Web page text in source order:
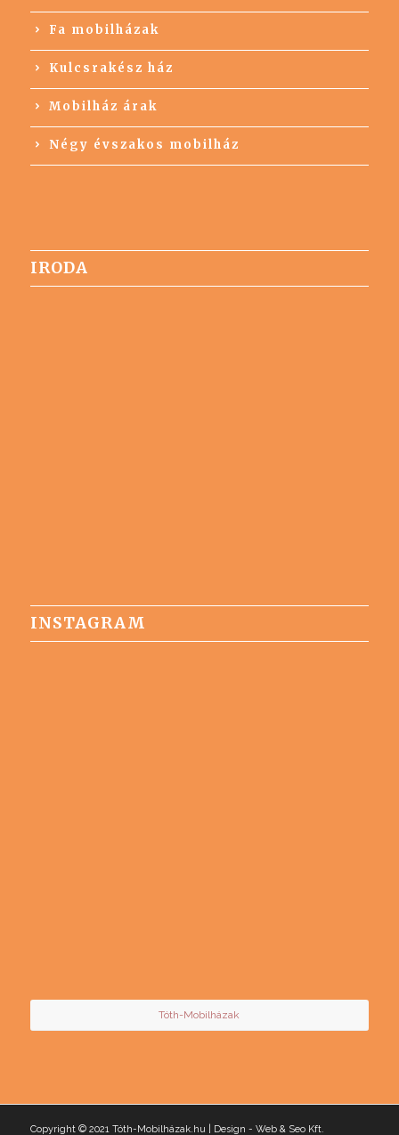
Fa mobilházak
Kulcsrakész ház
Mobilház árak
Négy évszakos mobilház
IRODA
INSTAGRAM
Tóth-Mobilházak
Copyright © 2021 Tóth-Mobilházak.hu | Design - Web & Seo Kft.